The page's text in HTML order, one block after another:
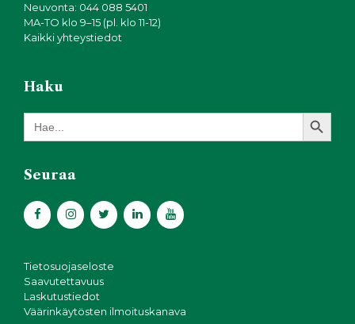
Neuvonta: 044 088 5401
MA-TO klo 9–15 (pl. klo 11-12)
Kaikki yhteystiedot
Haku
Search
for:
Search Button
Seuraa
Tietosuojaseloste
Saavutettavuus
Laskutustiedot
Väärinkäytösten ilmoituskanava